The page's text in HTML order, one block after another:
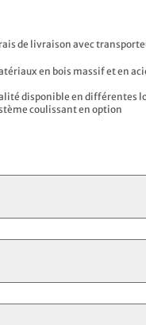
de livraison avec
en bois massif et en
disponible en différentes
coulissant en option